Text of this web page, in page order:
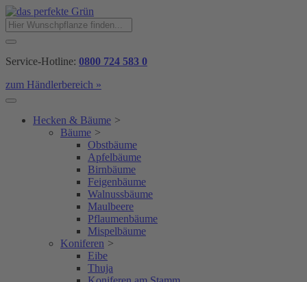
Service-Hotline: 0800 724 583 0
zum Händlerbereich »
Hecken & Bäume >
Bäume >
Obstbäume
Apfelbäume
Birnbäume
Feigenbäume
Walnussbäume
Maulbeere
Pflaumenbäume
Mispelbäume
Koniferen >
Eibe
Thuja